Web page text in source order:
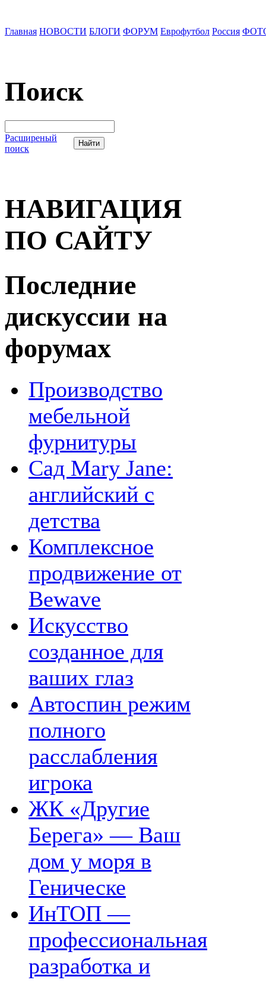
Главная НОВОСТИ БЛОГИ ФОРУМ Еврофутбол Россия
Поиск
Расширеный
поиск
НАВИГАЦИЯ
ПО САЙТУ
Последние
дискуссии на
форумах
Производство
мебельной
фурнитуры
Сад Mary Jane:
английский с
детства
Комплексное
продвижение от
Bewave
Искусство
созданное для
ваших глаз
Автоспин режим
полного
расслабления
игрока
ЖК «Другие
Берега» — Ваш
дом у моря в
Геническе
ИнТОП —
профессиональная
разработка и